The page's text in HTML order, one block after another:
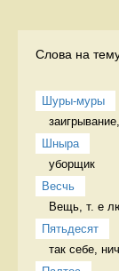
Слова на
Шуры-муры
Шныра
уборщик
Весчь
Вещь, т. е
Пятьдесят
так себе,